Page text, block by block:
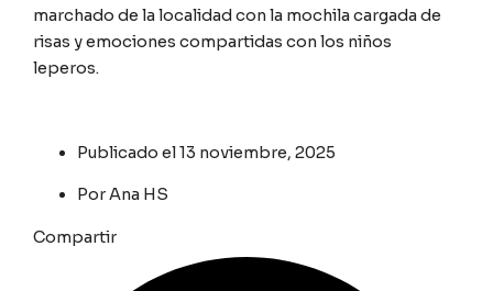
marchado de la localidad con la mochila cargada de
risas y emociones compartidas con los niños
leperos.
Publicado el13 noviembre, 2025
PorAna HS
Compartir